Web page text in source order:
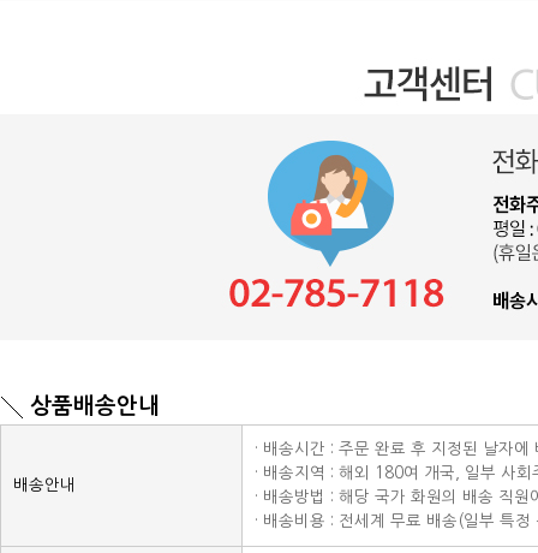
상품배송안내
배송안내
· 배송시간 : 주문 완료 후 지정된 날자에
· 배송지역 : 해외 180여 개국, 일부 사회
· 배송방법 : 해당 국가 화원의 배송 직원
· 배송비용 : 전세계 무료 배송(일부 특